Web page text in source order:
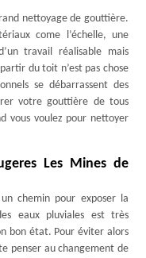
nettoyage de gouttière.
come l’échelle, une
travail réalisable mais
du toit n’est pas chose
se débarrassent des
votre gouttière de tous
vous voulez pour nettoyer
Les Mines de
chemin pour exposer la
eaux pluviales est très
bon état. Pour éviter alors
penser au changement de